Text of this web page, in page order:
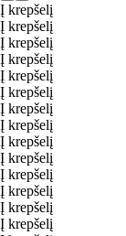
Į krepšelį
Į krepšelį
Į krepšelį
Į krepšelį
Į krepšelį
Į krepšelį
Į krepšelį
Į krepšelį
Į krepšelį
Į krepšelį
Į krepšelį
Į krepšelį
Į krepšelį
Į krepšelį